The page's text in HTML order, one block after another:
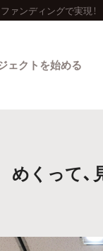
ァンディングで実現！
ゴリーから探す
ェクトを始める
めくって、